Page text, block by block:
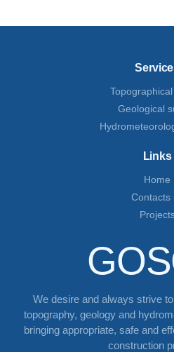
Geological
Links
Home
Contacts
We desire and always strive
topography, geology and
bringing appropriate, safe and
construction